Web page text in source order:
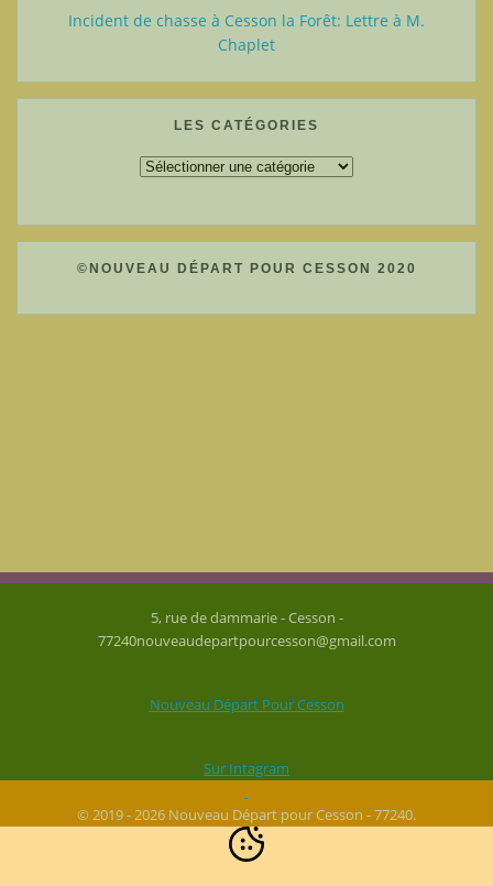
Incident de chasse à Cesson la Forêt: Lettre à M.
Chaplet
LES CATÉGORIES
Les
©NOUVEAU DÉPART POUR CESSON 2020
5, rue de dammarie - Cesson -
77240nouveaudepartpourcesson@gmail.com
Nouveau Départ Pour Cesson
Sur Intagram
© 2019 - 2026 Nouveau Départ pour Cesson - 77240.